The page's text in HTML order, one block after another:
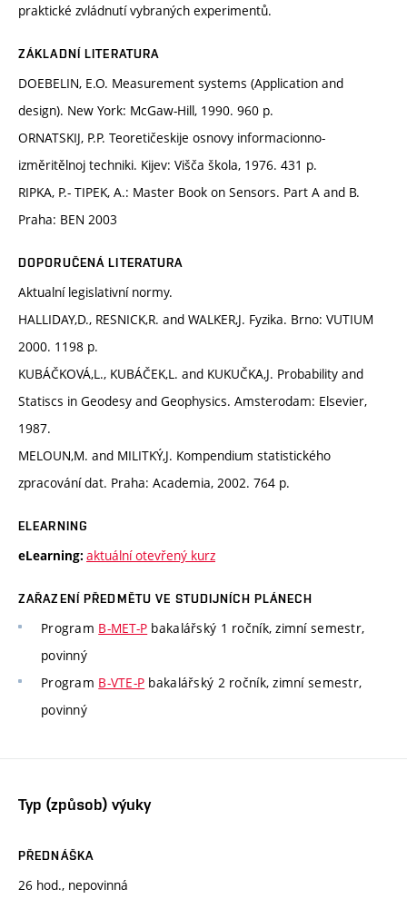
praktické zvládnutí vybraných experimentů.
ZÁKLADNÍ LITERATURA
DOEBELIN, E.O. Measurement systems (Application and
design). New York: McGaw-Hill, 1990. 960 p.
ORNATSKIJ, P.P. Teoretičeskije osnovy informacionno-
izměritělnoj techniki. Kijev: Višča škola, 1976. 431 p.
RIPKA, P.- TIPEK, A.: Master Book on Sensors. Part A and B.
Praha: BEN 2003
DOPORUČENÁ LITERATURA
Aktualní legislativní normy.
HALLIDAY,D., RESNICK,R. and WALKER,J. Fyzika. Brno: VUTIUM
2000. 1198 p.
KUBÁČKOVÁ,L., KUBÁČEK,L. and KUKUČKA,J. Probability and
Statiscs in Geodesy and Geophysics. Amsterodam: Elsevier,
1987.
MELOUN,M. and MILITKÝ,J. Kompendium statistického
zpracování dat. Praha: Academia, 2002. 764 p.
ELEARNING
eLearning: aktuální otevřený kurz
ZAŘAZENÍ PŘEDMĚTU VE STUDIJNÍCH PLÁNECH
Program B-MET-P bakalářský 1 ročník, zimní semestr,
povinný
Program B-VTE-P bakalářský 2 ročník, zimní semestr,
povinný
Typ (způsob) výuky
PŘEDNÁŠKA
26 hod., nepovinná